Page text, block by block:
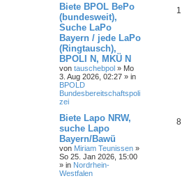
Biete BPOL BePo
(bundesweit),
Suche LaPo
Bayern / jede LaPo
(Ringtausch),
BPOLI N, MKÜ N
von tauschebpol » Mo
3. Aug 2026, 02:27 » in
BPOLD
Bundesbereitschaftspoli
zei
1
Biete Lapo NRW,
suche Lapo
Bayern/Bawü
von Miriam Teunissen »
So 25. Jan 2026, 15:00
» in Nordrhein-
Westfalen
8